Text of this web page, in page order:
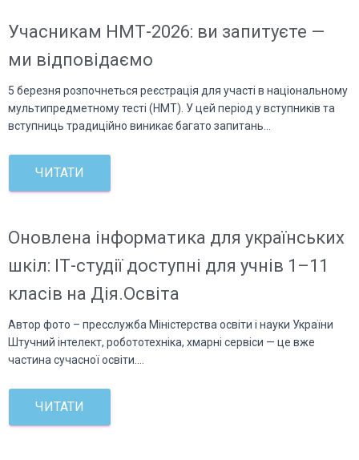
Учасникам НМТ-2026: ви запитуєте —
ми відповідаємо
5 березня розпочнеться реєстрація для участі в національному
мультипредметному тесті (НМТ). У цей період у вступників та
вступниць традиційно виникає багато запитань…
ЧИТАТИ
Оновлена інформатика для українських
шкіл: ІТ-студії доступні для учнів 1–11
класів на Дія.Освіта
Автор фото – пресслужба Міністерства освіти і науки України
Штучний інтелект, робототехніка, хмарні сервіси — це вже
частина сучасної освіти.…
ЧИТАТИ